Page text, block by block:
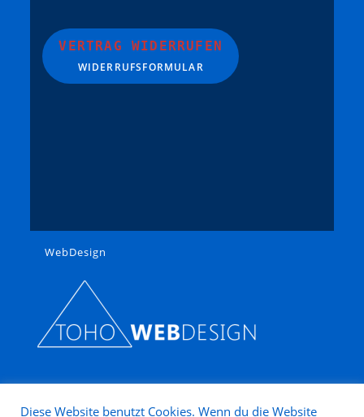
VERTRAG WIDERRUFEN
WIDERRUFSFORMULAR
WebDesign
Diese Website benutzt Cookies. Wenn du die Website